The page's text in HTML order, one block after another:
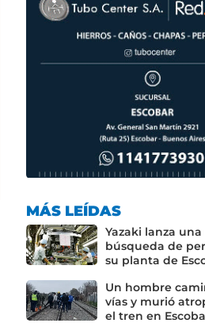
MÁS LEÍDAS
Yazaki lanza
búsqueda de
su planta de
Un hombre
vías y murió
el tren en